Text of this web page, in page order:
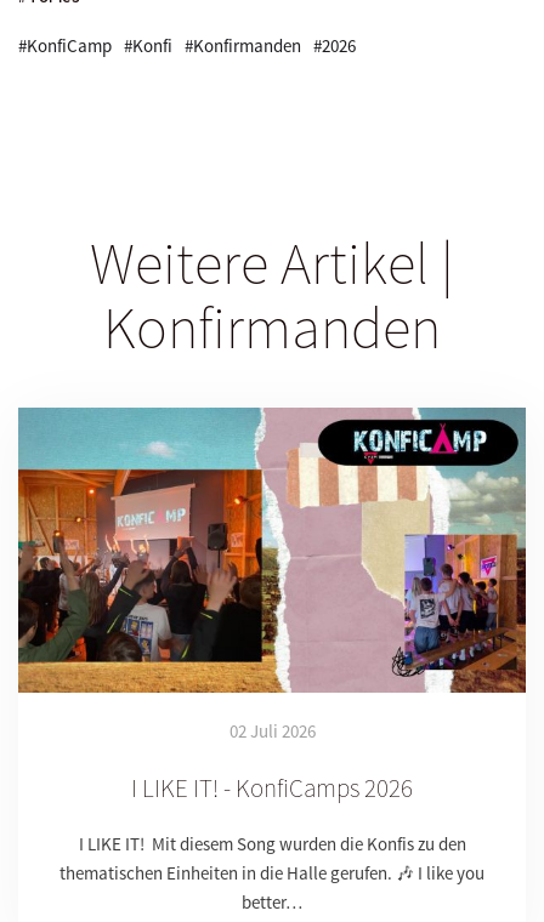
#KonfiCamp #Konfi #Konfirmanden #2026
Weitere Artikel |
Konfirmanden
02 Juli 2026
I LIKE IT! - KonfiCamps 2026
I LIKE IT! Mit diesem Song wurden die Konfis zu den
thematischen Einheiten in die Halle gerufen. 🎶 I like you
better…